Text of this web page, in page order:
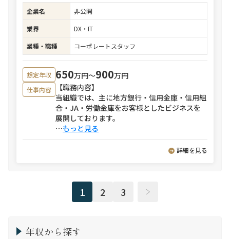
企業名
非公開
業界
DX・IT
業種・職種
コーポレートスタッフ
想定年収 650万円〜900万円
仕事内容
【職務内容】
当組織では、主に地方銀行・信用金庫・信用組
合・JA・労働金庫をお客様としたビジネスを
展開しております。
⋯もっと見る
詳細を見る
1 2 3
年収から探す